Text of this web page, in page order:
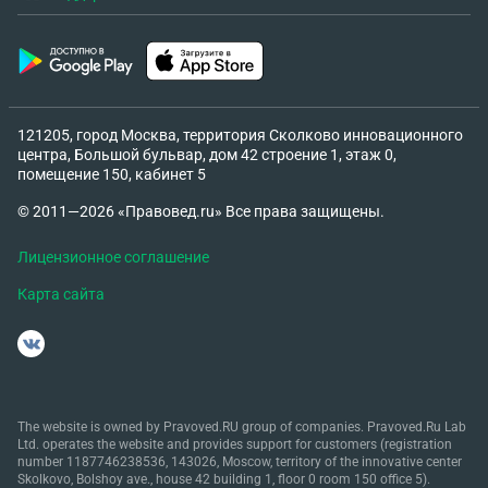
не может быть — система просто не
предусматривает дальнейших запросов. Мы уже
прошли все этапы. Это действительно финальный
поступают к тебе. Если бы что-то ещё
предполагалось — я бы сказала сразу. Но ты
прошла всё, остался только налог — и на этом
всё.и через некоторое время она пишет Валерия:
РФ будет тебе начисляться пеня , за уклонения от
уплаты налогов. Согласно ст. 122 Налогового
кодекса (НК) РФ и ст. 198 Уголовного кодекса
(УК). В конце квартала налогового проверяй
Гос.Услуги , чтобы потом не было претензий что я
может быть как административной, так и
уголовной. Штраф в размере от 100 тыс. до 300
121205, город Москва, территория Сколково инновационного
центра, Большой бульвар, дом 42 строение 1, этаж 0,
помещение 150, кабинет 5
© 2011—2026 «Правовед.ru» Все права защищены.
Лицензионное соглашение
Карта сайта
The website is owned by Pravoved.RU group of companies. Pravoved.Ru Lab
Ltd. operates the website and provides support for customers (registration
number 1187746238536, 143026, Moscow, territory of the innovative center
Skolkovo, Bolshoy ave., house 42 building 1, floor 0 room 150 office 5).